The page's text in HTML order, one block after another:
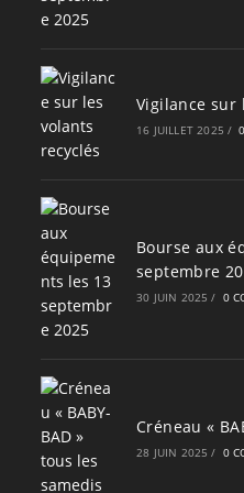
Vigilance sur
16 JUILLET 2025 /
Bourse aux
septembre
30 JUIN 2025 / 0
Créneau «
28 JUIN 2025 / 0